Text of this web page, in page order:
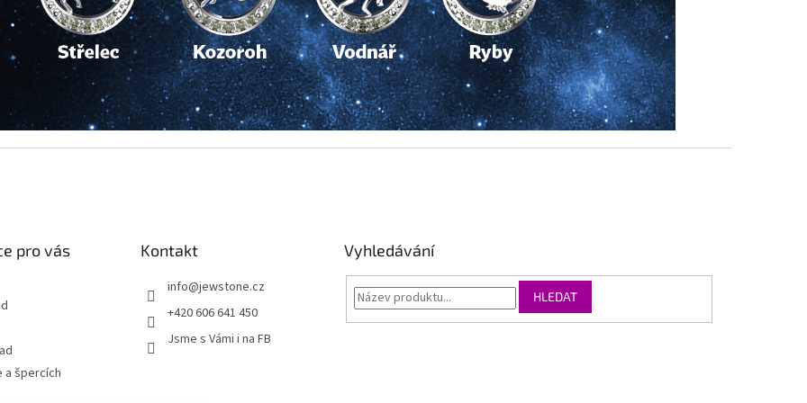
pro vás
a špercích
Kontakt
info@jewstone.cz
+420 606 641 450
Jsme s Vámi i na FB
Vyhledávání
HLEDAT